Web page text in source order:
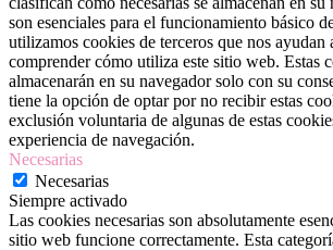
son esenciales para el funcionamiento básico
utilizamos cookies de terceros que nos ayudan
comprender cómo utiliza este sitio web. Estas
almacenarán en su navegador solo con su
tiene la opción de optar por no recibir estas
exclusión voluntaria de algunas de estas
experiencia de navegación.
Necesarias
Necesarias
Siempre activado
Las cookies necesarias son absolutamente
sitio web funcione correctamente. Esta